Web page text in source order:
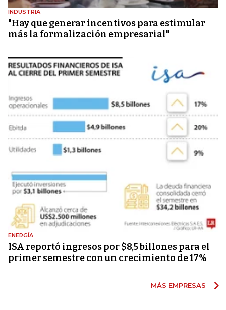
INDUSTRIA
"Hay que generar incentivos para estimular
más la formalización empresarial"
ENERGÍA
ISA reportó ingresos por $8,5 billones para el
primer semestre con un crecimiento de 17%
MÁS EMPRESAS